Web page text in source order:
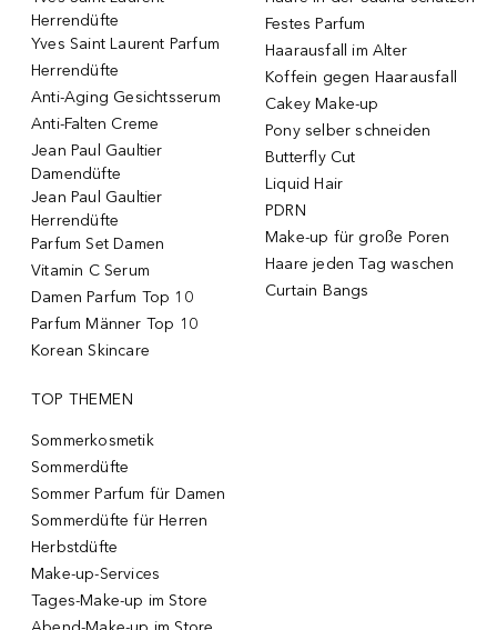
Herrendüfte
Yves Saint Laurent Parfum
Herrendüfte
Anti-Aging Gesichtsserum
Anti-Falten Creme
Jean Paul Gaultier
Damendüfte
Jean Paul Gaultier
Herrendüfte
Parfum Set Damen
Vitamin C Serum
Damen Parfum Top 10
Parfum Männer Top 10
Korean Skincare
Festes Parfum
Haarausfall im Alter
Koffein gegen Haarausfall
Cakey Make-up
Pony selber schneiden
Butterfly Cut
Liquid Hair
PDRN
Make-up für große Poren
Haare jeden Tag waschen
Curtain Bangs
TOP THEMEN
Sommerkosmetik
Sommerdüfte
Sommer Parfum für Damen
Sommerdüfte für Herren
Herbstdüfte
Make-up-Services
Tages-Make-up im Store